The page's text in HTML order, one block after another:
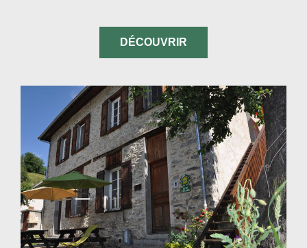
DÉCOUVRIR